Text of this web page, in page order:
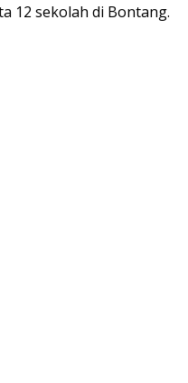
12 sekolah di Bontang.